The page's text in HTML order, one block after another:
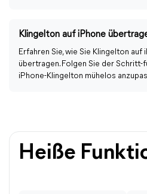
Klingelton auf iPhone
Erfahren Sie, wie Sie Klingelton auf
übertragen. Folgen Sie der Schritt-
iPhone-Klingelton mühelos
Heiße